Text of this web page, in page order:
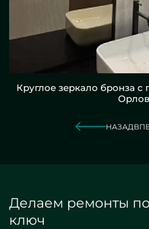
Круглое зеркало бронза
НАЗАД
Делаем ремонты
ключ